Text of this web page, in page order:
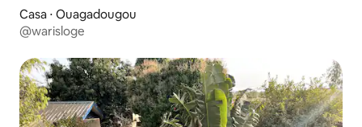
Casa ⋅ Ouagadougou
@warisloge